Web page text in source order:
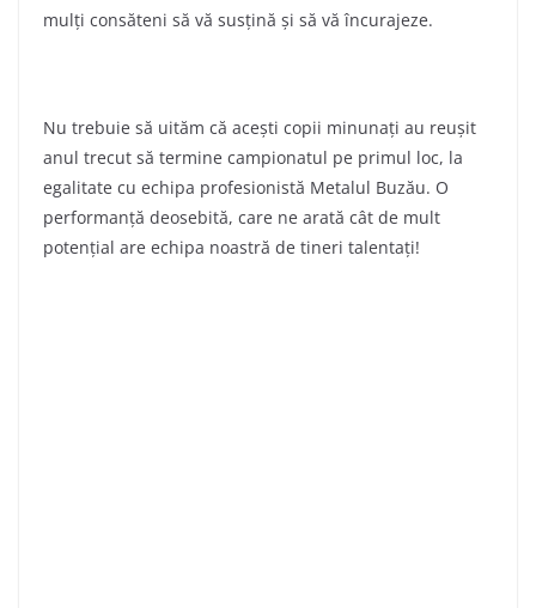
mulți consăteni să vă susțină și să vă încurajeze.
Nu trebuie să uităm că acești copii minunați au reușit
anul trecut să termine campionatul pe primul loc, la
egalitate cu echipa profesionistă Metalul Buzău. O
performanță deosebită, care ne arată cât de mult
potențial are echipa noastră de tineri talentați!